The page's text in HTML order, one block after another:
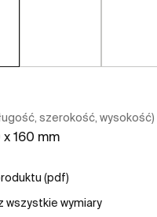
szerokość, wysokość)
160 mm
(pdf)
wszystkie wymiary